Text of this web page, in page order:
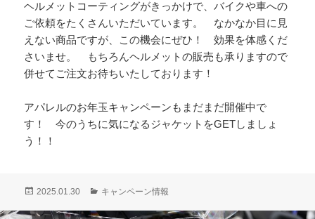
ヘルメットコーティングがきっかけで、バイクや車への
ご依頼をたくさんいただいています。 なかなか目に見
えない商品ですが、この機会にぜひ！ 効果を体感くだ
さいませ。 もちろんヘルメットの販売も承りますので
併せてご注文お待ちいたしております！
アパレルのお年玉キャンペーンもまだまだ開催中で
す！ 今のうちに気になるジャケットをGETしましょ
う！！
投
日:
2025.01.30
カ
ゴ
キャンペーン情報